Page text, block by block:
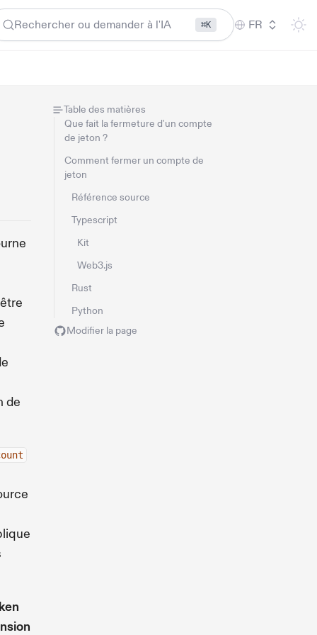
Rechercher ou demander à l'IA ⌘K FR
de
Table des matières
Que fait la fermeture d'un compte
de jeton ?
Comment fermer un compte de
jeton
Référence source
Typescript
Kit
Web3.js
Rust
Python
Modifier la page